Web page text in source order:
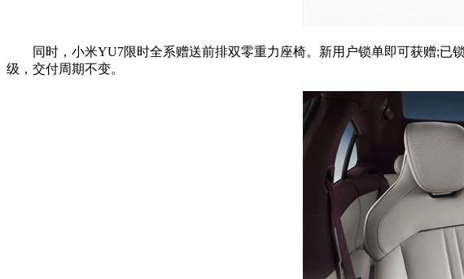
同时，小米YU7限时全系赠送前排双零重力座椅。新用户锁单即可获赠;已
级，交付周期不变。